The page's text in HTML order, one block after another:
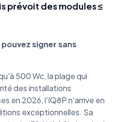
prévoit des modules ≤
signer sans
500 Wc, la plage qui
des installations
en 2026, l'IQ8P n'arrive en
exceptionnelles. Sa